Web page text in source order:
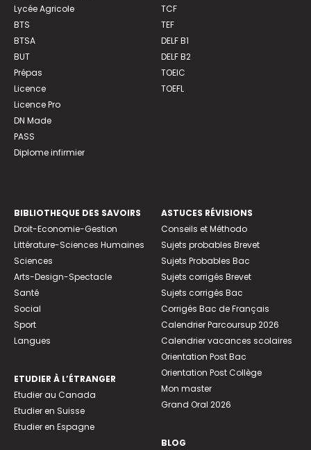
Lycée Agricole
BTS
BTSA
BUT
Prépas
Licence
Licence Pro
DN Made
PASS
Diplome infirmier
TCF
TEF
DELF B1
DELF B2
TOEIC
TOEFL
BIBLIOTHEQUE DES SAVOIRS
Droit-Economie-Gestion
Littérature-Sciences Humaines
Sciences
Arts-Design-Spectacle
Santé
Social
Sport
Langues
ETUDIER À L’ÉTRANGER
Etudier au Canada
Etudier en Suisse
Etudier en Espagne
ASTUCES RÉVISIONS
Conseils et Méthodo
Sujets probables Brevet
Sujets Probables Bac
Sujets corrigés Brevet
Sujets corrigés Bac
Corrigés Bac de Français
Calendrier Parcoursup 2026
Calendrier vacances scolaires
Orientation Post Bac
Orientation Post Collège
Mon master
Grand Oral 2026
BLOG